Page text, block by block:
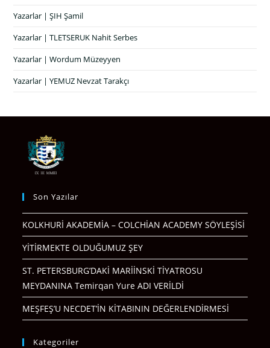
Yazarlar | ŞIH Şamil
Yazarlar | TLETSERUK Nahit Serbes
Yazarlar | Wordum Müzeyyen
Yazarlar | YEMUZ Nevzat Tarakçı
Son Yazılar
KOLKHURİ AKADEMİA – COLCHİAN ACADEMY SÖYLEŞİSİ
YİTİRMEKTE OLDUĞUMUZ ŞEY
ST. PETERSBURG’DAKİ MARİİNSKİ TİYATROSU
MEYDANINA Temirqan Yure ADI VERİLDİ
MEŞFEŞ’U NECDET’İN KİTABININ DEĞERLENDİRMESİ
Kategoriler